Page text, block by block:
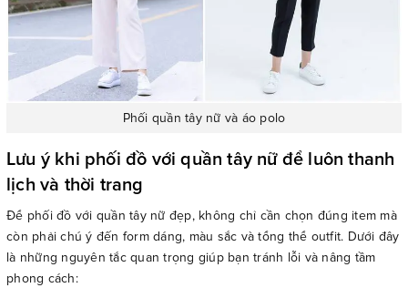
Phối quần tây nữ và áo polo
Lưu ý khi phối đồ với quần tây nữ để luôn thanh
lịch và thời trang
Để phối đồ với quần tây nữ đẹp, không chỉ cần chọn đúng item mà
còn phải chú ý đến form dáng, màu sắc và tổng thể outfit. Dưới đây
là những nguyên tắc quan trọng giúp bạn tránh lỗi và nâng tầm
phong cách: